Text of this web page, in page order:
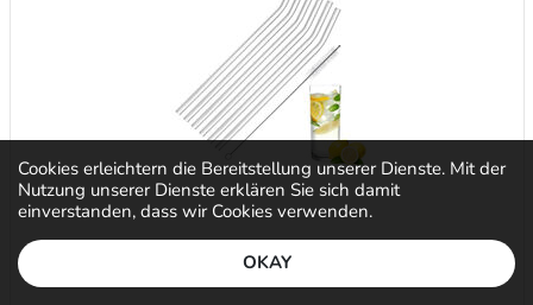
Cookies erleichtern die Bereitstellung unserer Dienste. Mit der
Nutzung unserer Dienste erklären Sie sich damit
einverstanden, dass wir Cookies verwenden.
OKAY